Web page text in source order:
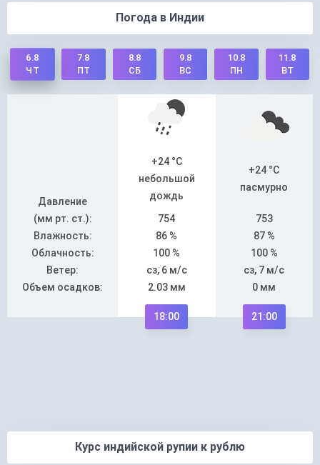
Погода в Индии
6.8
ЧТ
7.8
ПТ
8.8
СБ
9.8
ВС
10.8
ПН
11.8
ВТ
Давление
(мм рт. ст.):
Влажность:
Облачность:
Ветер:
Объем осадков:
+24 °C
небольшой
дождь
754
86 %
100 %
сз, 6 м/с
2.03 мм
18:00
+24 °C
пасмурно
753
87 %
100 %
сз, 7 м/с
0 мм
21:00
Курс индийской рупии к рублю